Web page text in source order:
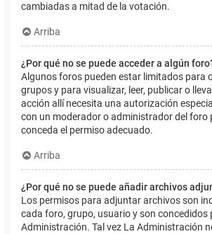
cambiadas a mitad de la votación.
Arriba
¿Por qué no se puede acceder a algún
Algunos foros pueden estar limitados para
grupos y para visualizar, leer, publicar o
acción allí necesita una autorización
con un moderador o administrador del foro
conceda el permiso adecuado.
Arriba
¿Por qué no se puede añadir archivos
Los permisos para adjuntar archivos son
cada foro, grupo, usuario y son concedidos
Administración. Tal vez La Administración